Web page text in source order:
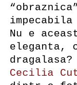
Nu e
eleganta,
dragalasa?
Cecilia